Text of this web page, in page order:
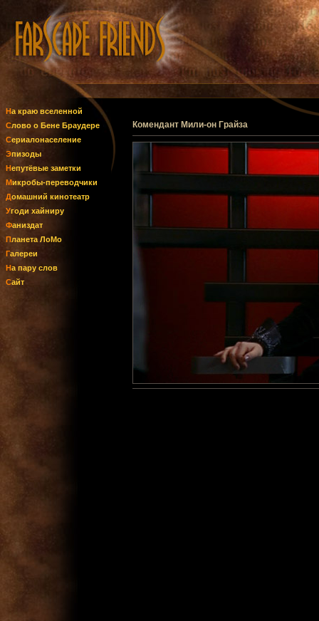
На краю вселенной
Слово о Бене Браудере
Сериалонаселение
Эпизоды
Непутёвые заметки
Микробы-переводчики
Домашний кинотеатр
Угоди хайниру
Фаниздат
Планета ЛоМо
Галереи
На пару слов
Сайт
Комендант Мили-он Грайза